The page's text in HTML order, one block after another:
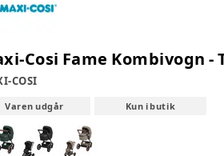
Cosi Fame Kombivogn -
COSI
Varen udgår Kun i butik